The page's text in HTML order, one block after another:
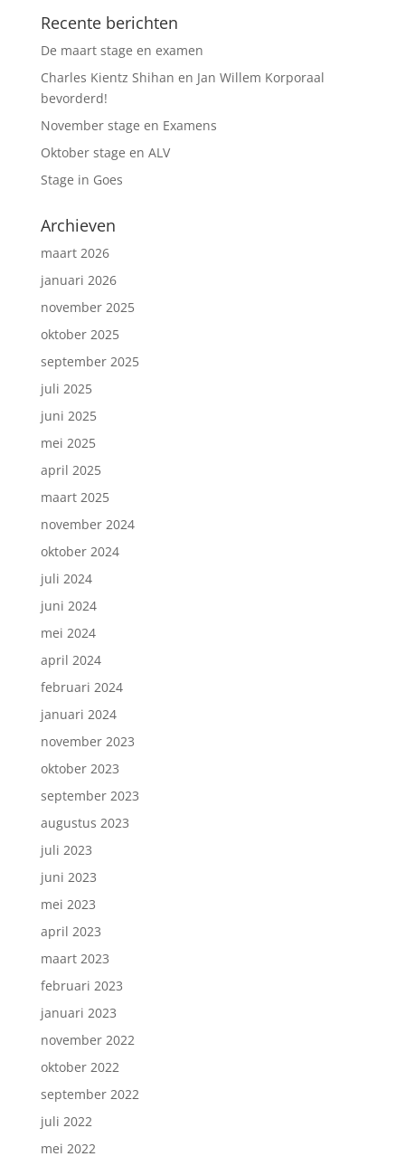
Recente berichten
De maart stage en examen
Charles Kientz Shihan en Jan Willem Korporaal
bevorderd!
November stage en Examens
Oktober stage en ALV
Stage in Goes
Archieven
maart 2026
januari 2026
november 2025
oktober 2025
september 2025
juli 2025
juni 2025
mei 2025
april 2025
maart 2025
november 2024
oktober 2024
juli 2024
juni 2024
mei 2024
april 2024
februari 2024
januari 2024
november 2023
oktober 2023
september 2023
augustus 2023
juli 2023
juni 2023
mei 2023
april 2023
maart 2023
februari 2023
januari 2023
november 2022
oktober 2022
september 2022
juli 2022
mei 2022